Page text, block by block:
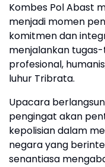
Kombes Pol Abast
menjadi momen
komitmen dan
menjalankan
profesional,
luhur Tribrata.
Upacara
pengingat akan
kepolisian dalam
negara yang
senantiasa